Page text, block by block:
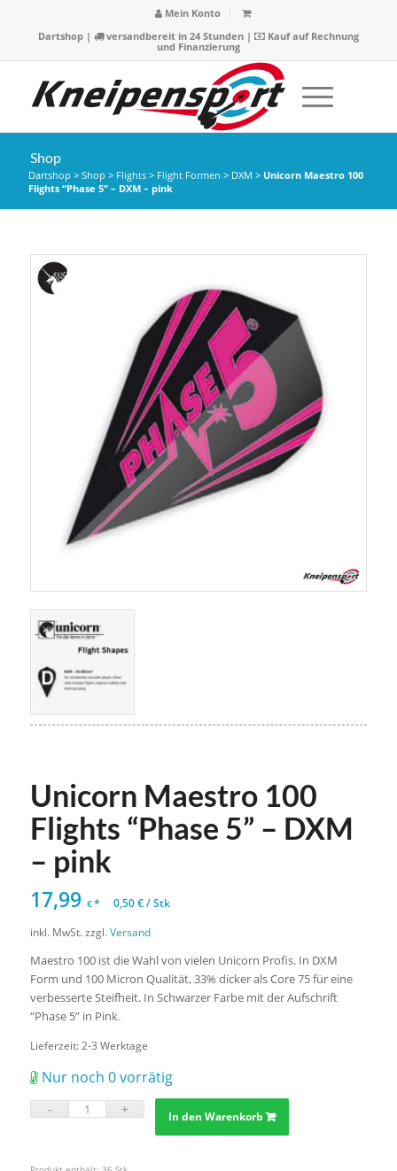
Mein Konto
Dartshop| versandbereit in 24 Stunden |
Kauf auf Rechnung
und Finanzierung
Shop
Dartshop > Shop > Flights> Flight Formen > DXM > Unicorn Maestro 100
Flights “Phase 5” – DXM – pink
Unicorn Maestro 100
Flights “Phase 5” – DXM
– pink
17,99 €* 0,50€/Stk
inkl. MwSt. zzgl.Versand
Maestro 100 ist die Wahl von vielen Unicorn Profis. In DXM
Form und 100 Micron Qualität, 33% dicker als Core 75 für eine
verbesserte Steifheit. In Schwarzer Farbe mit der Aufschrift
“Phase 5” in Pink.
Lieferzeit: 2-3 Werktage
Nur noch 0 vorrätig
In den Warenkorb